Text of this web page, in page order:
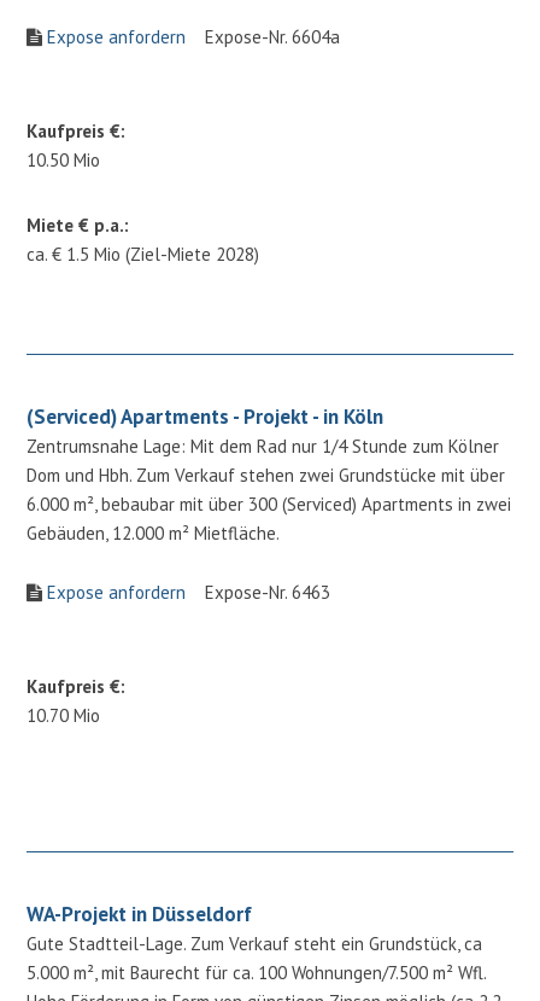
Expose anfordern Expose-Nr. 6604a
Kaufpreis €:
10.50 Mio
Miete € p.a.:
ca. € 1.5 Mio (Ziel-Miete 2028)
(Serviced) Apartments - Projekt - in Köln
Zentrumsnahe Lage: Mit dem Rad nur 1/4 Stunde zum Kölner
Dom und Hbh. Zum Verkauf stehen zwei Grundstücke mit über
6.000 m², bebaubar mit über 300 (Serviced) Apartments in zwei
Gebäuden, 12.000 m² Mietfläche.
Expose anfordern Expose-Nr. 6463
Kaufpreis €:
10.70 Mio
WA-Projekt in Düsseldorf
Gute Stadtteil-Lage. Zum Verkauf steht ein Grundstück, ca
5.000 m², mit Baurecht für ca. 100 Wohnungen/7.500 m² Wfl.